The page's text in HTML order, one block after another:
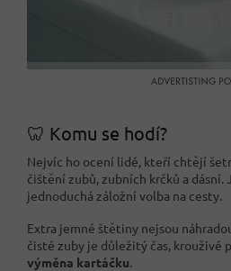
🦷 Komu se hodí?
Nejvíc ho ocení lidé, kteří chtějí
čištění zubů, zubních krčků a dásní.
jednoduchá záložní volba na cesty.
Extra jemné štětiny nejsou
čisté zuby je důležitý čas, krouživé
výměna kartáčku